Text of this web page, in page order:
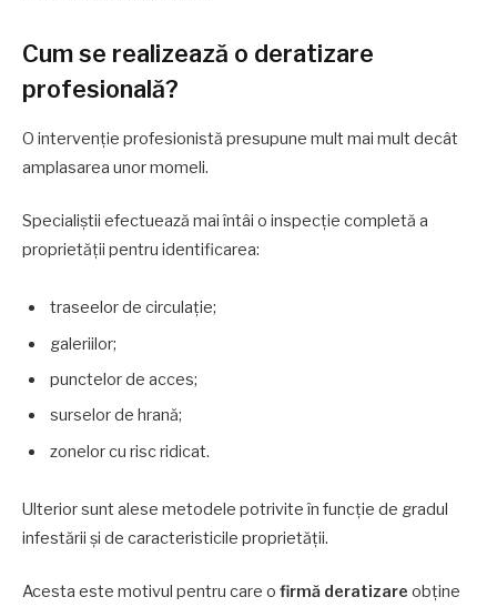
Cum se realizează o deratizare
profesională?
O intervenție profesionistă presupune mult mai mult decât
amplasarea unor momeli.
Specialiștii efectuează mai întâi o inspecție completă a
proprietății pentru identificarea:
traseelor de circulație;
galeriilor;
punctelor de acces;
surselor de hrană;
zonelor cu risc ridicat.
Ulterior sunt alese metodele potrivite în funcție de gradul
infestării și de caracteristicile proprietății.
Acesta este motivul pentru care o firmă deratizare obține